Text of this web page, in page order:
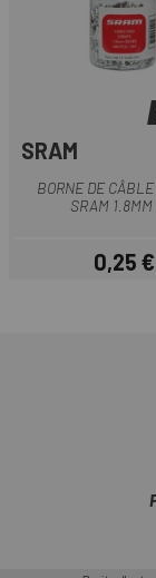
SRAM
BORNE DE
SRAM 1.8MM
Prix
0,25 €